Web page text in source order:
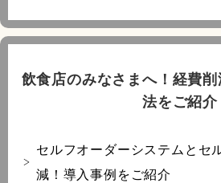
飲食店のみなさまへ！経費
法をご紹介
セルフオーダーシステムとセ
減！導入事例をご紹介